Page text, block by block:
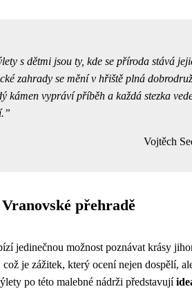
s dětmi jsou ty, kde se příroda stává
zahrady se mění v hřiště plná
kámen vypráví příběh a každá stezka
Vojtěch
přehradě
jedinečnou možnost poznávat krásy
je zážitek, který ocení nejen dospělí,
po této malebné nádrži představují